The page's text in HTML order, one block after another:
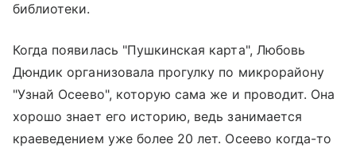
библиотеки.
Когда появилась "Пушкинская карта", Любовь
Дюндик организовала прогулку по микрорайону
"Узнай Осеево", которую сама же и проводит. Она
хорошо знает его историю, ведь занимается
краеведением уже более 20 лет. Осеево когда-то